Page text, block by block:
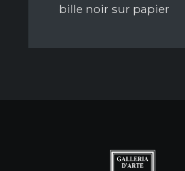
bille noir sur papier